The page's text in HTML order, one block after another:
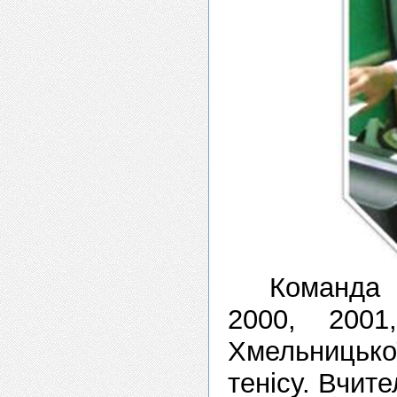
Команда
2000,
тенісу.